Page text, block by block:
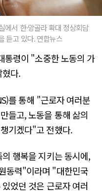
에서 한·앙골라 확대 정상회담
듣고 있다. 연합뉴스
통령이 "소중한 노동의 가
다.
를 통해 "근로자 여러분
들고, 노동을 통해 삶의
기겠다"고 전했다.
행복을 지키는 동시에,
동력"이라며 "대한민국
었던 것은 근로자 여러